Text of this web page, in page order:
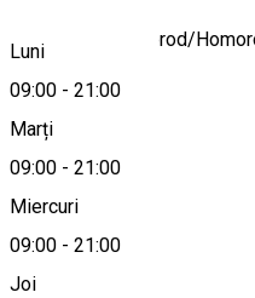
Luni
09:00 - 21:00
Marți
09:00 - 21:00
Miercuri
09:00 - 21:00
Joi
39/A, Băile Homorod/
Hartă